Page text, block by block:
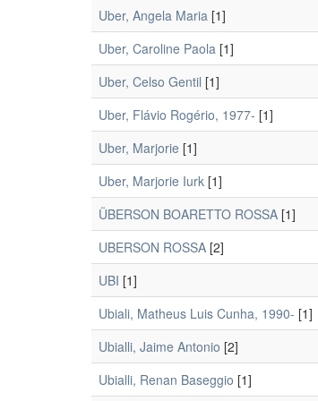
Uber, Angela Maria [1]
Uber, Caroline Paola [1]
Uber, Celso Gentil [1]
Uber, Flávio Rogério, 1977- [1]
Uber, Marjorie [1]
Uber, Marjorie Iurk [1]
ÜBERSON BOARETTO ROSSA [1]
UBERSON ROSSA [2]
UBI [1]
Ubiali, Matheus Luis Cunha, 1990- [1]
Ubialli, Jaime Antonio [2]
Ubialli, Renan Baseggio [1]